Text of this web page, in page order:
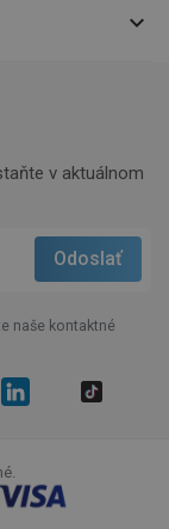

v aktuálnom
naše kontaktné